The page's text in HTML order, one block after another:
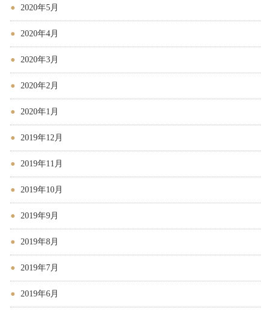
2020年5月
2020年4月
2020年3月
2020年2月
2020年1月
2019年12月
2019年11月
2019年10月
2019年9月
2019年8月
2019年7月
2019年6月